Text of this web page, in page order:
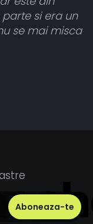
de bine în
8 bucati dar